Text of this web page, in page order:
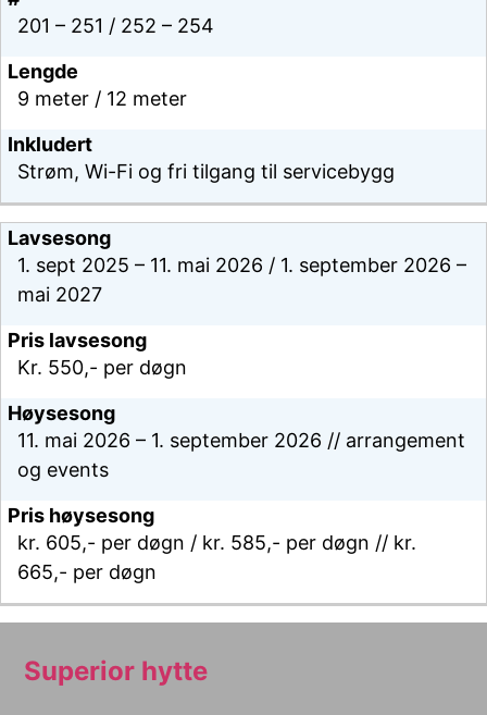
201 – 251 / 252 – 254
9 meter / 12 meter
Strøm, Wi-Fi og fri tilgang til servicebygg
1. sept 2025 – 11. mai 2026 / 1. september 2026 –
mai 2027
Kr. 550,- per døgn
11. mai 2026 – 1. september 2026 // arrangement
og events
kr. 605,- per døgn / kr. 585,- per døgn // kr.
665,- per døgn
Superior hytte